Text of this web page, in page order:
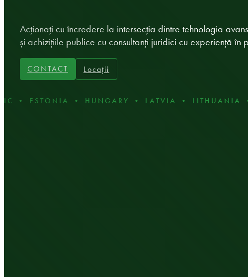
Acționați cu încredere la intersecția dintre tehnologia
și achizițiile publice cu consultanți juridici cu experiență în
CONTACT Locații
• ESTONIA • HUNGARY • LATVIA • LITHUANIA •